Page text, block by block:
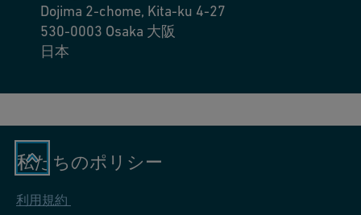
Dojima 2-chome, Kita-ku 4-27
530-0003 Osaka 大阪
日本
私たちのポリシー
利用規約